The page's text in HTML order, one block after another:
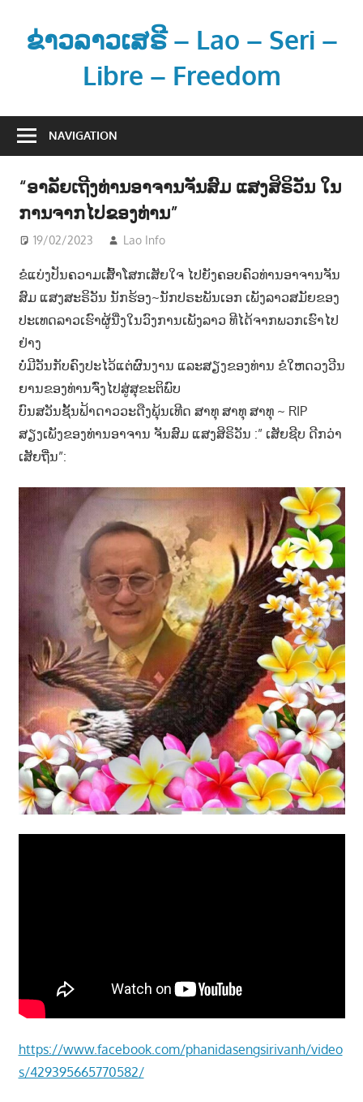
contentຂ່າວລາວເສຣີ – Lao – Seri –
Libre – Freedom
າ
ະ
ຂໍ້
ນ
ຂ່
າ
ວ
ສ
າ
ນ
NAVIGATION
“ອາລັຍເຖີງທ່ານອາຈານຈັນສົມ ແສງສິຣິວັນ ໃນ
ການຈາກໄປຂອງທ່ານ”
19/02/2023 Lao Info
ຂໍແບ່ງປັນຄວາມເສົ້າໂສກເສັຍໃຈ ໄປຍັງຄອບຄົວທ່ານອາຈານຈັນ
ສົມ ແສງສະຣິວັນ ນັກຮ້ອງ~ນັກປຣະພັນເອກ ເພັງລາວສມັຍຂອງ
ປະເທດລາວເຮົາຜູ້ນື່ງໃນວົງການເພັງລາວ ທີໄດ້ຈາກພວກເຮົາໄປ
ຢ່າງ
ບໍ່ມີວັນກັບຄົງປະໄວ້ແຕ່ຜົນງານ ແລະສຽງຂອງທ່ານ ຂໍໃຫດວງວີນ
ຍານຂອງທ່ານຈົ່ງໄປສູ່ສຸຂະຕິພົບ
ບົນສວັນຊັ້ນຟ້າດາວວະດືງພຸ້ນເທີດ ສາທຸ ສາທຸ ສາທຸ ~ RIP
ສຽງເພັງຂອງທ່ານອາຈານ ຈັນສົມ ແສງສິຣິວັນ :” ເສັຍຊີບ ດີກວ່າ
ເສັຍຖີ່ນ”:
https://www.facebook.com/phanidasengsirivanh/video
s/429395665770582/